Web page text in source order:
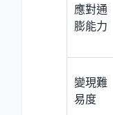
應對通
膨能力
變現難
易度